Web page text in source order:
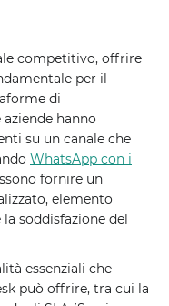
competitivo, offrire
per il
di
hanno
su un canale che
WhatsApp con i
fornire un
elemento
soddisfazione del
essenziali che
può offrire, tra cui la